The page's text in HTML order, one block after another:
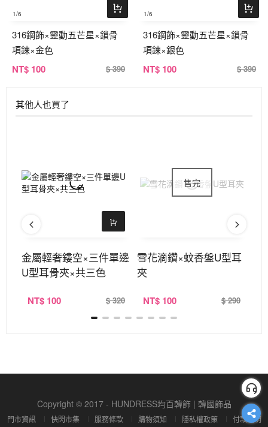
1/6
316鋼飾×靈動五芒星×鎖骨
項鍊×金色
NT$ 100 $ 390
1/6
316鋼飾×靈動五芒星×鎖骨
項鍊×銀色
NT$ 100 $ 390
其他人也買了
金屬輕奢鏤空×三件單邊
U型耳骨夾×共三色
NT$ 100 $ 320
雪花滴鑽×蚊香盤U型耳
夾
NT$ 100 $ 290
Copyright © 2017 - HUNDRESS均百韓飾 | 韓國飾品
門市資訊 快閃市集 服務條款 購物須知 隱私權政策 付款說明